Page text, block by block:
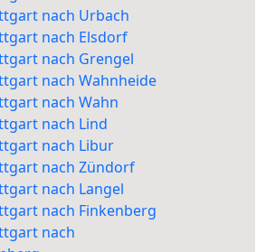
nach Urbach
nach Elsdorf
nach Grengel
nach Wahnheide
nach Wahn
nach Lind
nach Libur
nach Zündorf
nach Langel
nach Finkenberg
nach